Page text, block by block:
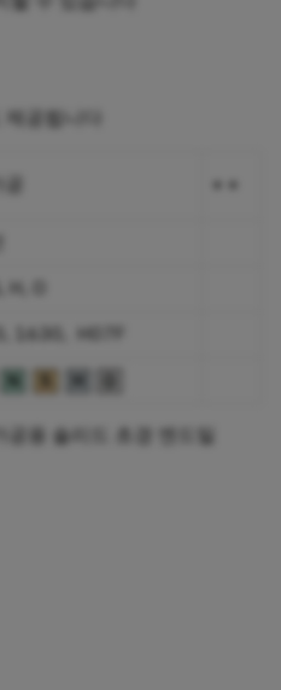
제공됩니다
+ +
O
1630, H07F
공용 솔리드 초경 엔드밀